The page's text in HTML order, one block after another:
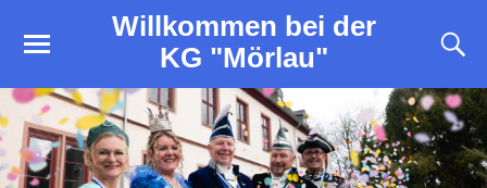
Willkommen bei der
KG "Mörlau"